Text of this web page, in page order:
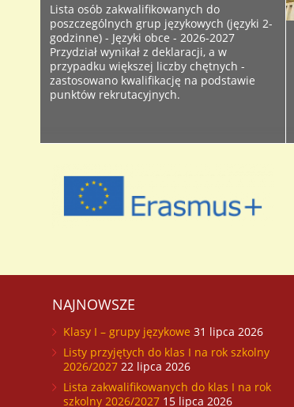
Lista osób zakwalifikowanych do
poszczególnych grup językowych (języki 2-
godzinne) - Języki obce - 2026-2027
Przydział wynikał z deklaracji, a w
przypadku większej liczby chętnych -
zastosowano kwalifikację na podstawie
punktów rekrutacyjnych.
NAJNOWSZE
Klasy I – grupy językowe 31 lipca 2026
Listy przyjętych do klas I na rok szkolny
2026/2027 22 lipca 2026
Lista zakwalifikowanych do klas I na rok
szkolny 2026/2027 15 lipca 2026